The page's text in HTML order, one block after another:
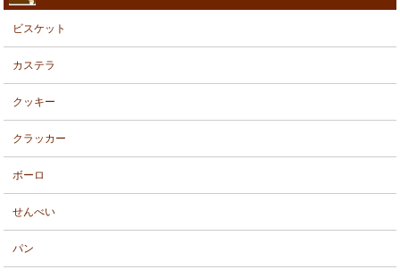
ビスケット
カステラ
クッキー
クラッカー
ボーロ
せんべい
パン